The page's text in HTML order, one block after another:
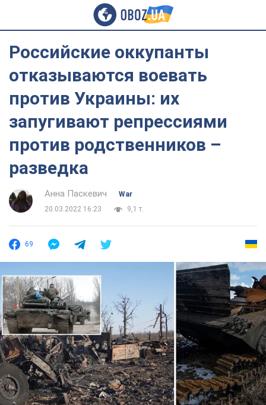
Российские оккупанты
отказываются воевать
против Украины: их
запугивают репрессиями
против родственников –
разведка
Анна Паскевич
War
20.03.2022 16:23
9,1 т.
69